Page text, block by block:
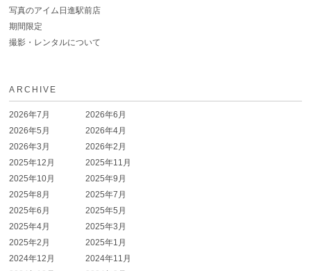
写真のアイム日進駅前店
期間限定
撮影・レンタルについて
ARCHIVE
2026年7月
2026年6月
2026年5月
2026年4月
2026年3月
2026年2月
2025年12月
2025年11月
2025年10月
2025年9月
2025年8月
2025年7月
2025年6月
2025年5月
2025年4月
2025年3月
2025年2月
2025年1月
2024年12月
2024年11月